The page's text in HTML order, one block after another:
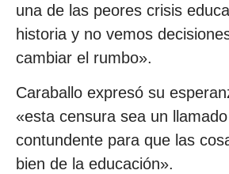
una de las peores crisis
historia y no vemos
cambiar el rumbo».
Caraballo expresó su
«esta censura sea un
contundente para que las
bien de la educación».